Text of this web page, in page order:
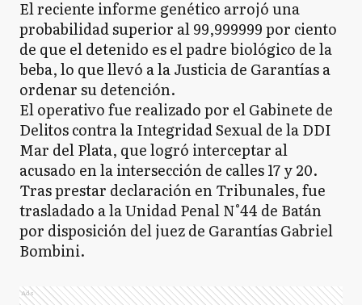
El reciente informe genético arrojó una
probabilidad superior al 99,999999 por ciento
de que el detenido es el padre biológico de la
beba, lo que llevó a la Justicia de Garantías a
ordenar su detención.
El operativo fue realizado por el Gabinete de
Delitos contra la Integridad Sexual de la DDI
Mar del Plata, que logró interceptar al
acusado en la intersección de calles 17 y 20.
Tras prestar declaración en Tribunales, fue
trasladado a la Unidad Penal N°44 de Batán
por disposición del juez de Garantías Gabriel
Bombini.
Ads